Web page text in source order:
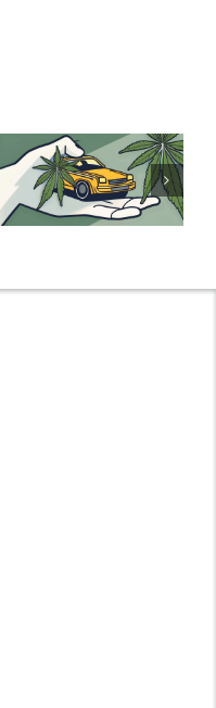
Cannabis
Samen
kaufen: Alles
was Sie